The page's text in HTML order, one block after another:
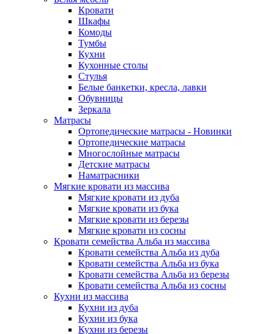
Кровати
Шкафы
Комоды
Тумбы
Кухни
Кухонные столы
Стулья
Белые банкетки, кресла, лавки
Обувницы
Зеркала
Матрасы
Ортопедические матрасы - Новинки
Ортопедические матрасы
Многослойные матрасы
Детские матрасы
Наматрасники
Мягкие кровати из массива
Мягкие кровати из дуба
Мягкие кровати из бука
Мягкие кровати из березы
Мягкие кровати из сосны
Кровати семейства Альба из массива
Кровати семейства Альба из дуба
Кровати семейства Альба из бука
Кровати семейства Альба из березы
Кровати семейства Альба из сосны
Кухни из массива
Кухни из дуба
Кухни из бука
Кухни из березы